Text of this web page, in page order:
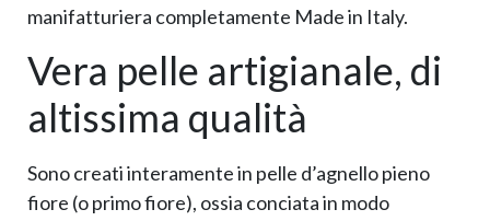
manifatturiera completamente Made in Italy.
Vera pelle artigianale, di
altissima qualità
Sono creati interamente in pelle d’agnello pieno
fiore (o primo fiore), ossia conciata in modo